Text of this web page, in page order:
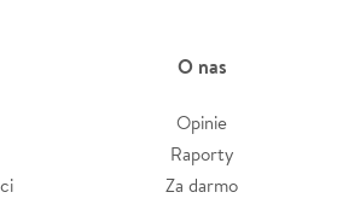
O nas
Opinie
Raporty
Za darmo